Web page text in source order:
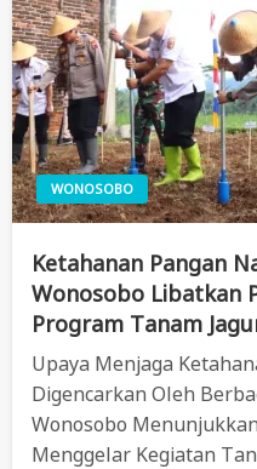
WONOSOBO
Ketahanan Pangan
Wonosobo Libatkan
Program Tanam
Upaya Menjaga
Digencarkan Oleh
Wonosobo
Menggelar Kegiatan